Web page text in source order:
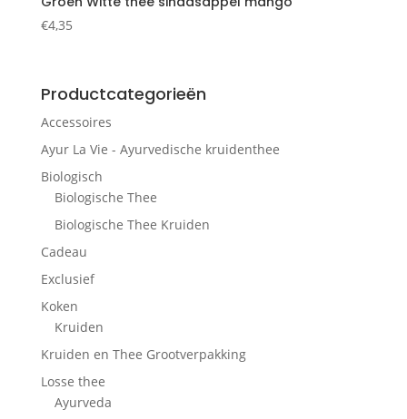
€4,35
Productcategorieën
Accessoires
Ayur La Vie - Ayurvedische kruidenthee
Biologisch
Biologische Thee
Biologische Thee Kruiden
Cadeau
Exclusief
Koken
Kruiden
Kruiden en Thee Grootverpakking
Losse thee
Ayurveda